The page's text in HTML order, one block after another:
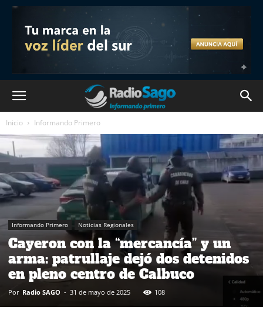
Inicio Informando Primero
Informando Primero Noticias Regionales
Cayeron con la “mercancía” y un
arma: patrullaje dejó dos detenidos
en pleno centro de Calbuco
Por Radio SAGO - 31 de mayo de 2025 108